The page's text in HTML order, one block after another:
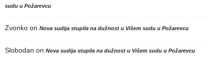
sudu u Požarevcu
Zvonko on Nova sudija stupila na dužnost u Višem sudu u Požarevcu
Slobodan on Nova sudija stupila na dužnost u Višem sudu u Požarevcu